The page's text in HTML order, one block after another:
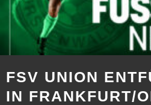
FSV UNION
IN FRANKFURT/